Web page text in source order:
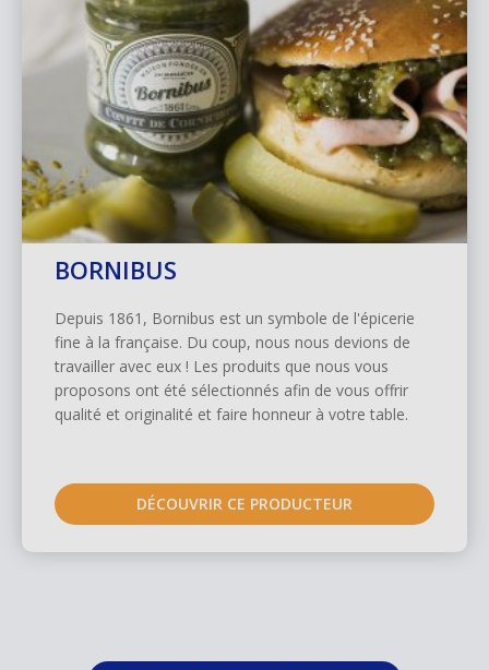
BORNIBUS
Depuis 1861, Bornibus est un symbole de l'épicerie
fine à la française. Du coup, nous nous devions de
travailler avec eux ! Les produits que nous vous
proposons ont été sélectionnés afin de vous offrir
qualité et originalité et faire honneur à votre table.
DÉCOUVRIR CE PRODUCTEUR